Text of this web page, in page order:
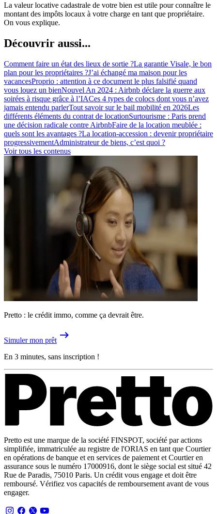
La valeur locative cadastrale de votre bien est utile pour connaître le
montant des impôts locaux à votre charge en tant que propriétaire.
On vous explique.
Découvrir aussi...
Comment faire un état des lieux de sortie ?La garantie Visale, le bon
plan pour les propriétaires ?J’ai échangé ma maison pour les
vacancesProprio : attention à ce document le plus falsifié quand
vous louez un bienNouvel An 2024 : Airbnb déclare la guerre aux
soirées à risque grâce à l’IACes 4 types de colocs dont vous n’avez
jamais entendu parlerTout savoir sur le bail mobilité en 2026Les
différents éléments du contrat de locationSurtourisme : Paris prend
une décision radicale contre AirbnbFaire de la location meublée :
quels sont les avantages ?La location-accession : devenir propriétaire
progressivementAdministrateur de biens, c’est quoi ?
Voir tous les contenus
Pretto : le crédit immo, comme ça devrait être.
Simuler mon prêt
En 3 minutes, sans inscription !
Pretto est une marque de la société FINSPOT, société par actions
simplifiée, immatriculée au registre de l'ORIAS en tant que Courtier
en opérations de banque et en services de paiement et Courtier en
assurance sous le numéro 17000916, dont le siège social est situé 42
Rue de Paradis, 75010 Paris. Un crédit vous engage et doit être
remboursé. Vérifiez vos capacités de remboursement avant de vous
engager.